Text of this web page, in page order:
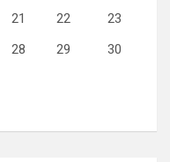
21 22
23
28 29
30